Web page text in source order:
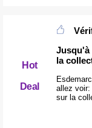
Hot
Deal
Jusqu'à
la
allez voir:
sur la